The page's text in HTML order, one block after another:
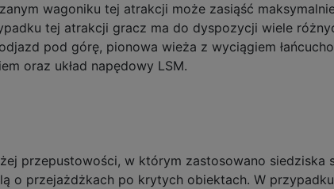
wagoniku tej atrakcji może zasiąść
tej atrakcji gracz ma do dyspozycji wiele
pod górę, pionowa wieża z wyciągiem
oraz układ napędowy LSM.
przepustowości, w którym zastosowano siedziska
o przejażdżkach po krytych obiektach. W